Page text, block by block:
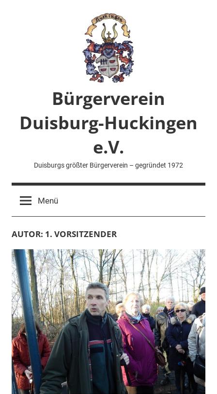
Bürgerverein
Duisburg-Huckingen
e.V.
Duisburgs größter Bürgerverein – gegründet 1972
Menü
AUTOR: 1. VORSITZENDER